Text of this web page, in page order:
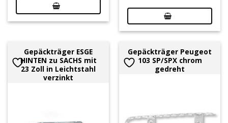
Gepäckträger ESGE
HINTEN zu SACHS mit
23 Zoll in Leichtstahl
verzinkt
Gepäckträger Peugeot
103 SP/SPX chrom
gedreht